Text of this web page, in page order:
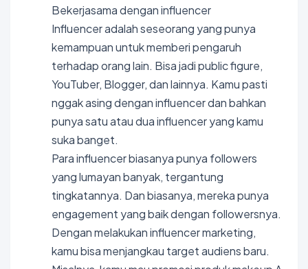
Bekerjasama dengan influencer
Influencer adalah seseorang yang punya
kemampuan untuk memberi pengaruh
terhadap orang lain. Bisa jadi public figure,
YouTuber, Blogger, dan lainnya. Kamu pasti
nggak asing dengan influencer dan bahkan
punya satu atau dua influencer yang kamu
suka banget.
Para influencer biasanya punya followers
yang lumayan banyak, tergantung
tingkatannya. Dan biasanya, mereka punya
engagement yang baik dengan followersnya.
Dengan melakukan influencer marketing,
kamu bisa menjangkau target audiens baru.